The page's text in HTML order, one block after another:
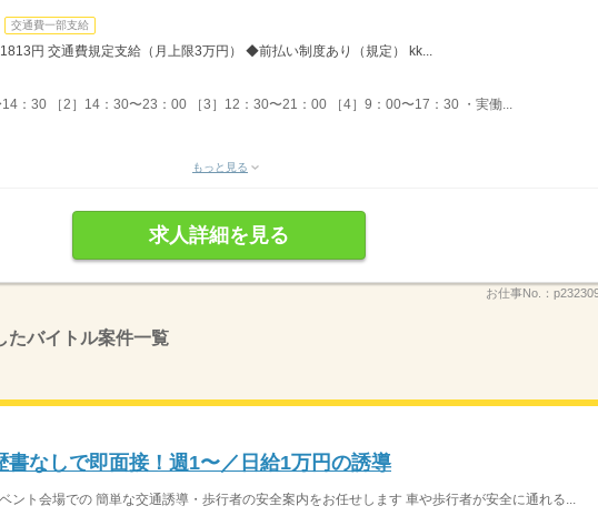
交通費一部支給
円 交通費規定支給（月上限3万円） ◆前払い制度あり（規定） kk...
：30 ［2］14：30〜23：00 ［3］12：30〜21：00 ［4］9：00〜17：30 ・実働...
もっと見る
求人詳細を見る
お仕事No.：
たバイトル案件一覧
なしで即面接！週1〜／日給1万円の誘導
ント会場での 簡単な交通誘導・歩行者の安全案内をお任せします 車や歩行者が安全に通れる...